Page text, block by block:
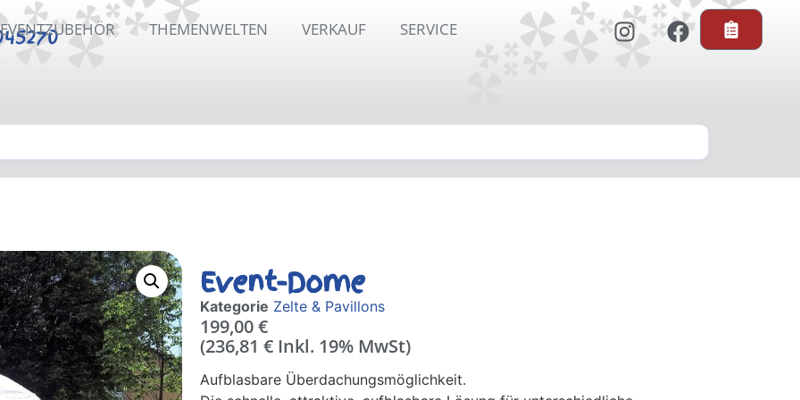
EVENTZUBEHÖR THEMENWELTEN VERKAUF SERVICE
Event-Dome
Kategorie Zelte & Pavillons
199,00€
(236,81 € Inkl. 19% MwSt)
Aufblasbare Überdachungsmöglichkeit.